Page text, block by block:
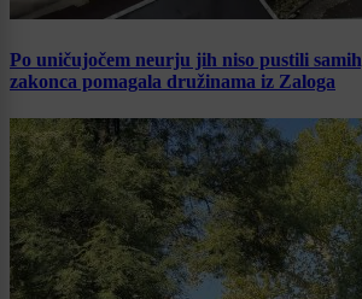
Po uničujočem neurju jih niso pustili
zakonca pomagala družinama iz Zaloga